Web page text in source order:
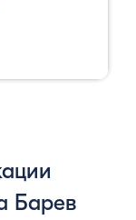
Барев